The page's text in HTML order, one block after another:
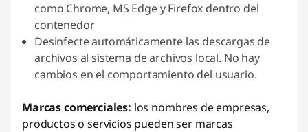
como Chrome, MS Edge y Firefox dentro del
contenedor
Desinfecte automáticamente las descargas de
archivos al sistema de archivos local. No hay
cambios en el comportamiento del usuario.
Marcas comerciales: los nombres de empresas,
productos o servicios pueden ser marcas